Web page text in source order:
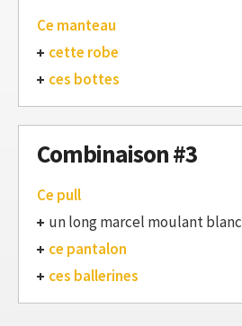
Ce manteau
cette robe
ces bottes
Combinaison #3
Ce pull
un long marcel moulant blanc
ce pantalon
ces ballerines